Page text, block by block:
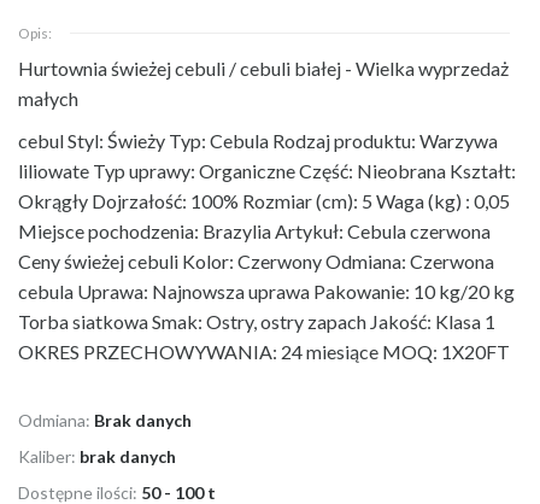
Opis:
Hurtownia świeżej cebuli / cebuli białej - Wielka wyprzedaż
małych
cebul Styl: Świeży Typ: Cebula Rodzaj produktu: Warzywa
liliowate Typ uprawy: Organiczne Część: Nieobrana Kształt:
Okrągły Dojrzałość: 100% Rozmiar (cm): 5 Waga (kg) : 0,05
Miejsce pochodzenia: Brazylia Artykuł: Cebula czerwona
Ceny świeżej cebuli Kolor: Czerwony Odmiana: Czerwona
cebula Uprawa: Najnowsza uprawa Pakowanie: 10 kg/20 kg
Torba siatkowa Smak: Ostry, ostry zapach Jakość: Klasa 1
OKRES PRZECHOWYWANIA: 24 miesiące MOQ: 1X20FT
Odmiana: Brak danych
Kaliber: brak danych
Dostępne ilości: 50 - 100 t